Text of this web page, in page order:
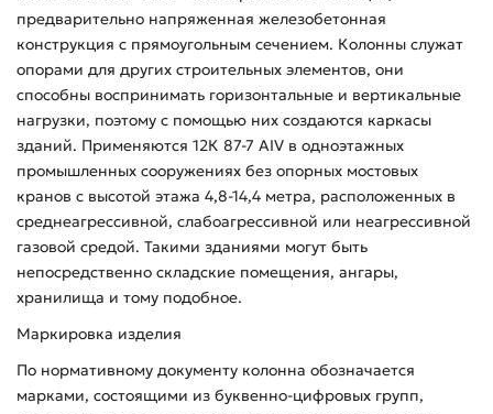
предварительно напряженная железобетонная
конструкция с прямоугольным сечением. Колонны служат
опорами для других строительных элементов, они
способны воспринимать горизонтальные и вертикальные
нагрузки, поэтому с помощью них создаются каркасы
зданий. Применяются 12К 87-7 АIV в одноэтажных
промышленных сооружениях без опорных мостовых
кранов с высотой этажа 4,8-14,4 метра, расположенных в
среднеагрессивной, слабоагрессивной или неагрессивной
газовой средой. Такими зданиями могут быть
непосредственно складские помещения, ангары,
хранилища и тому подобное.
Маркировка изделия
По нормативному документу колонна обозначается
марками, состоящими из буквенно-цифровых групп,